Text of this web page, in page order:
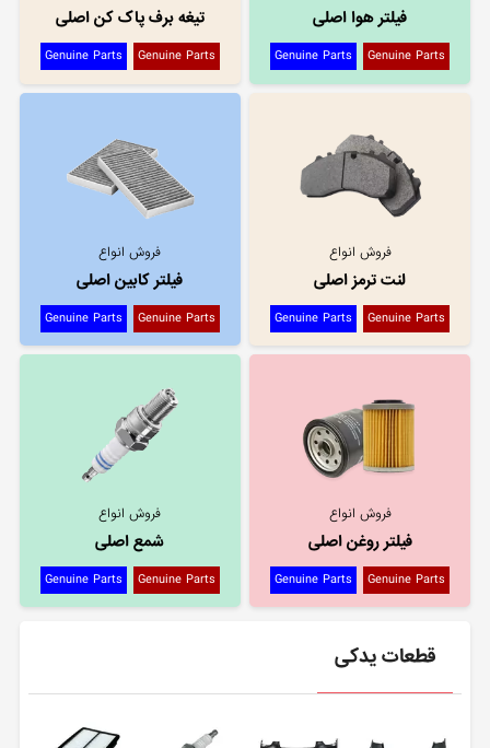
فیلتر هوا اصلی
Genuine Parts
Genuine Parts
تیغه برف پاک کن اصلی
Genuine Parts
Genuine Parts
فروش انواع
لنت ترمز اصلی
Genuine Parts
Genuine Parts
فروش انواع
فیلتر کابین اصلی
Genuine Parts
Genuine Parts
فروش انواع
فیلتر روغن اصلی
Genuine Parts
Genuine Parts
فروش انواع
شمع اصلی
Genuine Parts
Genuine Parts
قطعات یدکی